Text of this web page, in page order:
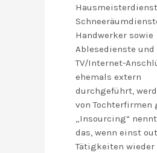
Handwerker sowie
Ablesedienste und
TV/Internet-
ehemals extern
durchgeführt,
von Tochterfirmen
„Insourcing“
das, wenn einst
Tätigkeiten wieder